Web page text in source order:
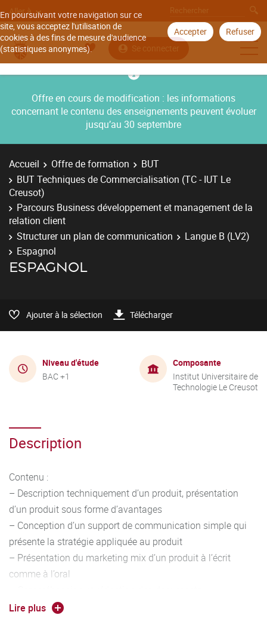
En poursuivant votre navigation sur ce
site, vous acceptez l'utilisation de
cookies à des fins de mesure d'audience
(statistiques anonymes).
Accepter Refuser
Aller à
Se connecter
Offre en cours de modification : les informations
concernant le contenu des enseignements peuvent évoluer
jusqu’au 30 septembre
Accueil Offre de formation
BUT
BUT Techniques de Commercialisation (TC - IUT Le
Creusot)
Parcours Business développement et management de la
relation client
Structurer un plan de communication
Langue B (LV2)
Espagnol
ESPAGNOL
Ajouter à la sélection Télécharger
Niveau d'étude
BAC +1
Composante
Institut Universitaire de
Technologie Le Creusot
Description
Contenu :
– Description techniquement d’un produit, présentation
d’un produit sous forme d’avantages
– Conception d’un support de communication simple qui
présente la stratégie appliquée au produit
– Présentation du marketing mix d’un produit à l’écrit
comme à l’oral
commerciaux simples, rédaction des mails, mailing
Lire plus